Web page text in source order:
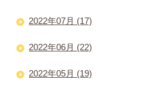
2022年07月 (17)
2022年06月 (22)
2022年05月 (19)